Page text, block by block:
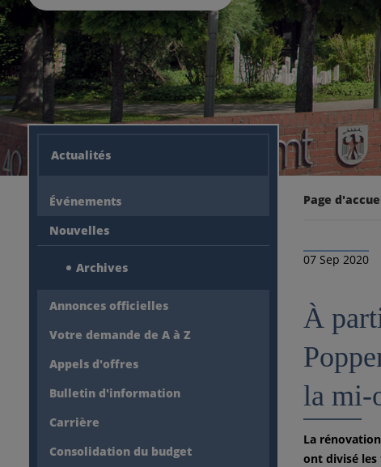
Actualités
Événements
Nouvelles
Archives
Annonces officielles
Votre demande de A à Z
Appels d'offres
Bulletin d'information
Carrière
Consolidation du budget
Page
07 Sep 2020
À
la mi-
La
ont divisé les